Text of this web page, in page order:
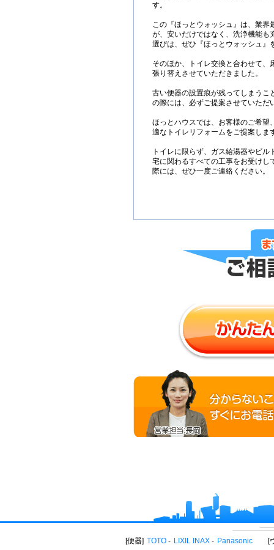
す。
この『ほっとウォッシュ』は、業界
が、安いだけではなく、洗浄機能も
選びは、ぜひ『ほっとウォッシュ』
そのほか、トイレ交換と合わせて、
張り替えさせていただきました。
古い便器の設置痕が残ってしまうこ
の際には、必ずご提案させていただ
ほっとハウスでは、お客様のご希望
適なトイレリフォームをご提案しま
トイレに限らず、ガス給湯器やビ
宅に関わるすべての工事をお受けし
際には、ぜひ一度ご連絡ください。
便器 TOTO LIXIL INAX Panasonic